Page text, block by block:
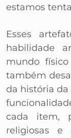
estamos
Esses
habilidade
mundo
também
da história
cada item,
religiosas e